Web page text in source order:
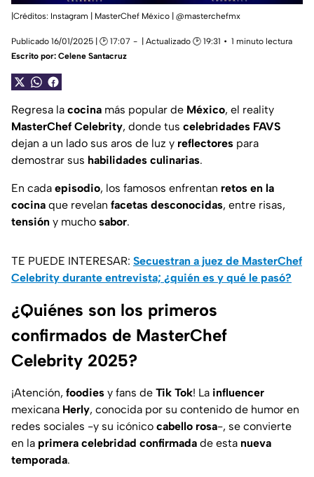
|Créditos: Instagram | MasterChef México | @masterchefmx
Publicado 16/01/2025 | 🕑 17:07 | Actualizado 🕑 19:31
1 minuto lectura
Escrito por: Celene Santacruz
Regresa la cocina más popular de México, el reality
MasterChef Celebrity, donde tus celebridades FAVS
dejan a un lado sus aros de luz y reflectores para
demostrar sus habilidades culinarias.
En cada episodio, los famosos enfrentan retos en la
cocina que revelan facetas desconocidas, entre risas,
tensión y mucho sabor.
TE PUEDE INTERESAR: Secuestran a juez de MasterChef
Celebrity durante entrevista; ¿quién es y qué le pasó?
¿Quiénes son los primeros
confirmados de MasterChef
Celebrity 2025?
¡Atención, foodies y fans de Tik Tok! La influencer
mexicana Herly, conocida por su contenido de humor en
redes sociales -y su icónico cabello rosa-, se convierte
en la primera celebridad confirmada de esta nueva
temporada.